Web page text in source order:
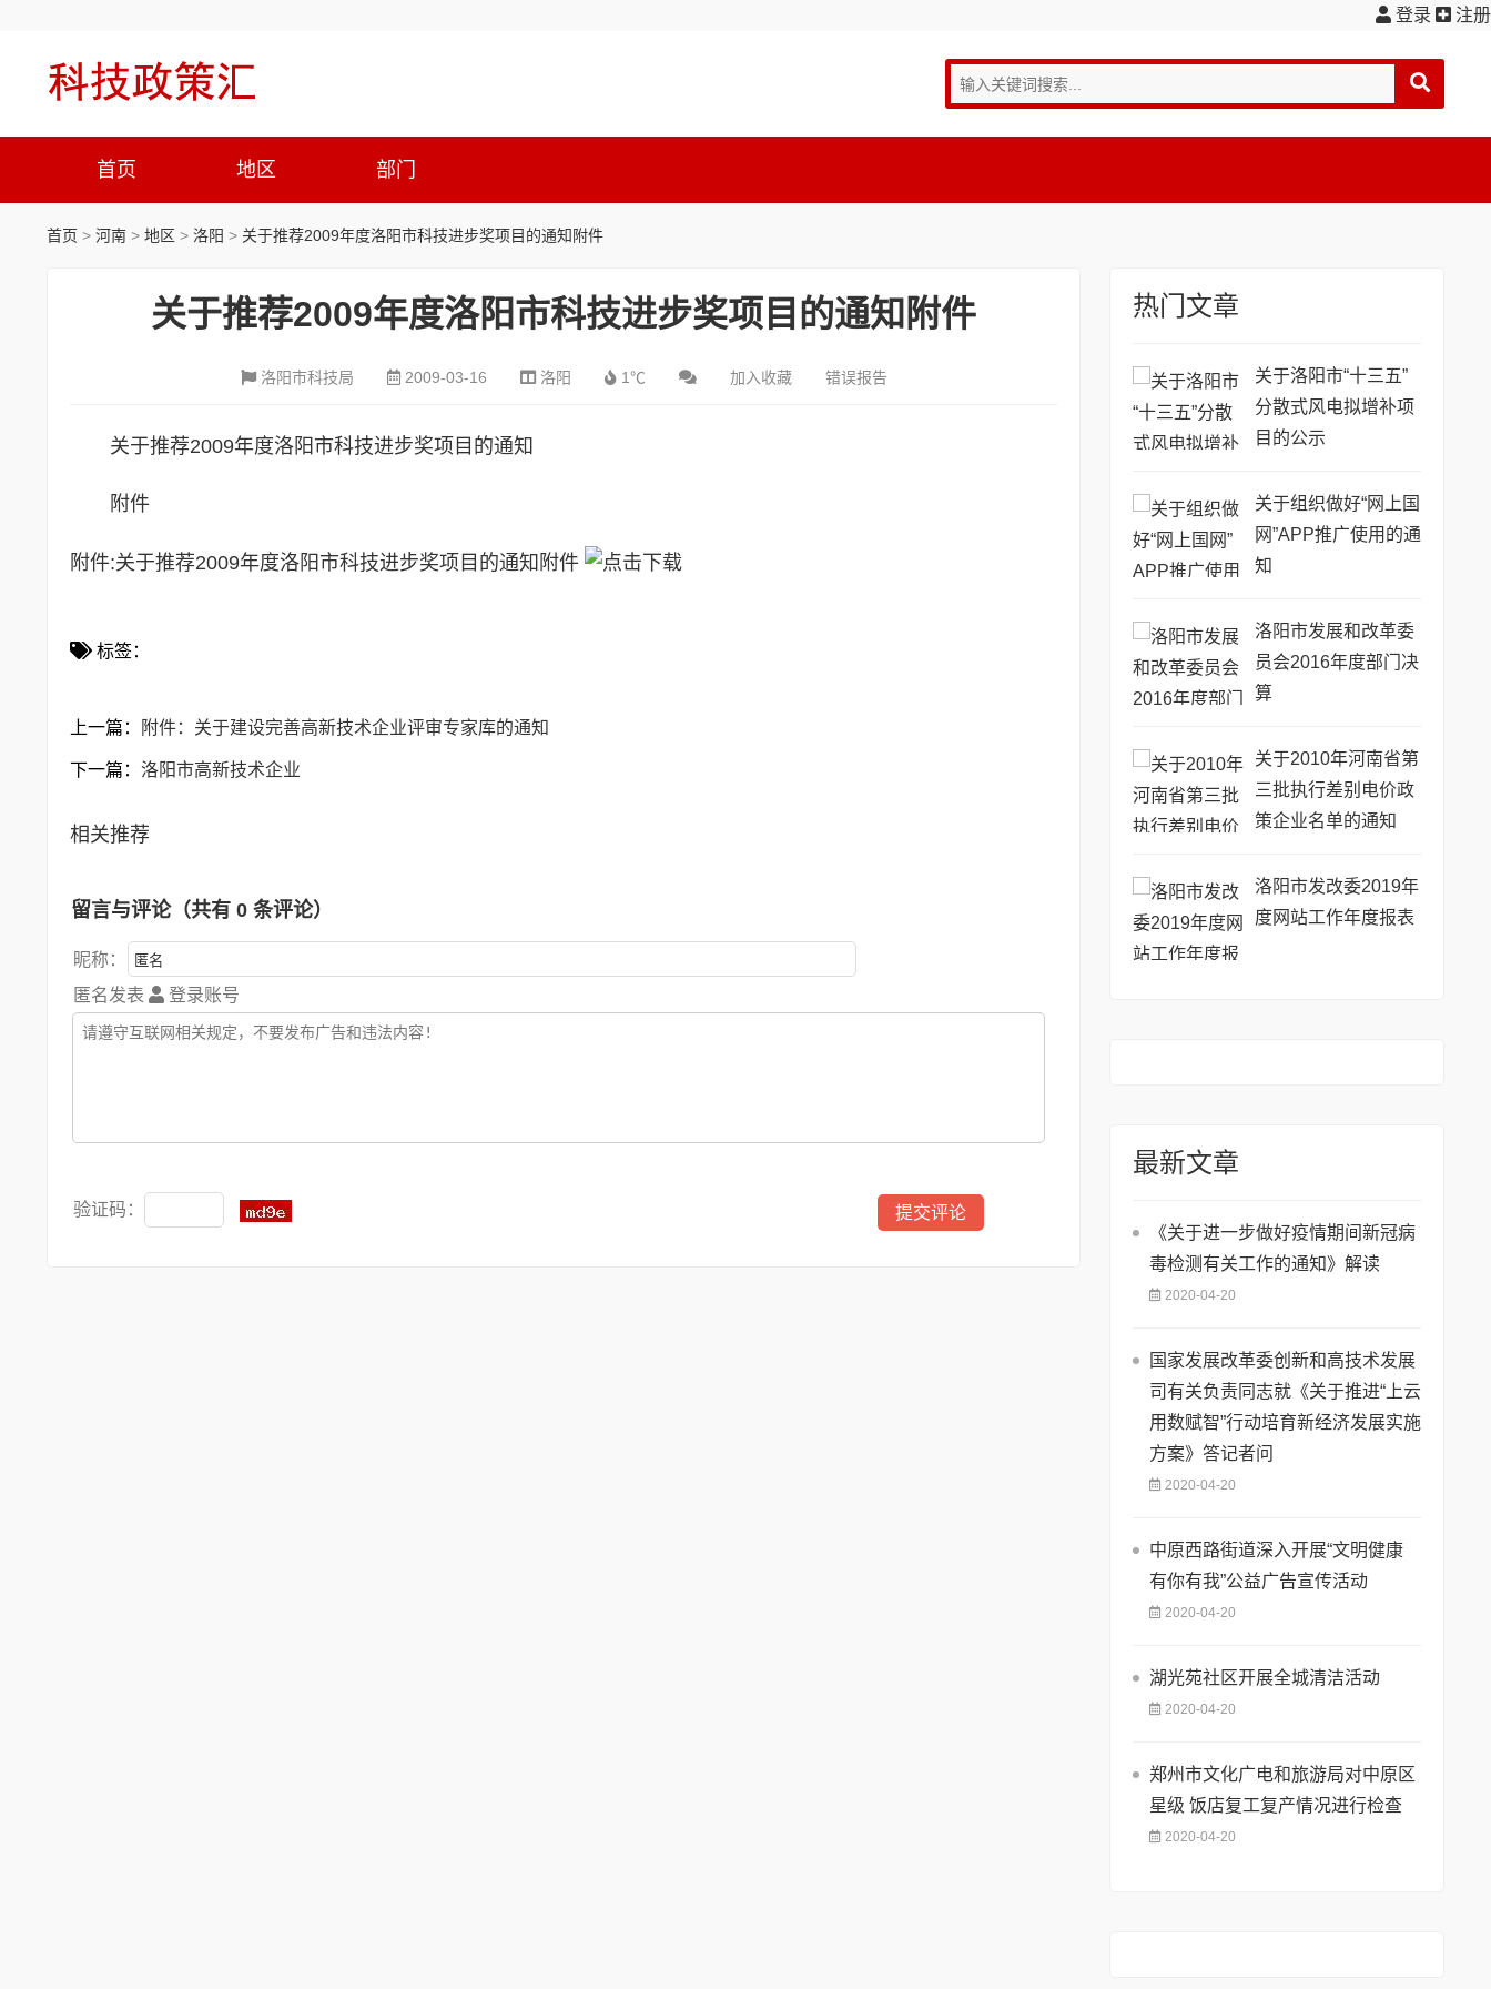
登录 注册
首页 地区 部门
首页 > 河南 > 地区 > 洛阳 > 关于推荐2009年度洛阳市科技进步奖项目的通知附件
关于推荐2009年度洛阳市科技进步奖项目的通知附件
洛阳市科技局 2009-03-16 洛阳 1℃ 加入收藏 错误报告
关于推荐2009年度洛阳市科技进步奖项目的通知
附件
附件:关于推荐2009年度洛阳市科技进步奖项目的通知附件
标签：
上一篇： 附件：关于建设完善高新技术企业评审专家库的通知
下一篇： 洛阳市高新技术企业
相关推荐
留言与评论（共有 0 条评论）
昵称：
匿名发表
登录账号
验证码：
热门文章
关于洛阳市“十三五”
分散式风电拟增补项
目的公示
关于组织做好“网上国
网”APP推广使用的通
知
洛阳市发展和改革委
员会2016年度部门决
算
关于2010年河南省第
三批执行差别电价政
策企业名单的通知
洛阳市发改委2019年
度网站工作年度报表
最新文章
《关于进一步做好疫情期间新冠病
毒检测有关工作的通知》解读
2020-04-20
国家发展改革委创新和高技术发展
司有关负责同志就《关于推进“上云
用数赋智”行动培育新经济发展实施
方案》答记者问
2020-04-20
中原西路街道深入开展“文明健康
有你有我”公益广告宣传活动
2020-04-20
湖光苑社区开展全城清洁活动
2020-04-20
郑州市文化广电和旅游局对中原区
星级 饭店复工复产情况进行检查
2020-04-20